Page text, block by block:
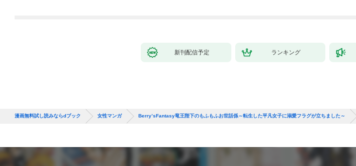
新刊配信予定 ランキング
漫画無料試し読みならdブック 女性マンガ Berry’sFantasy竜王陛下のもふもふお世話係～転生した平凡女子に溺愛フラグが立ちました～